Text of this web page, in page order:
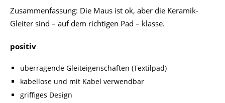
Zusammenfassung: Die Maus ist ok, aber die Keramik-
Gleiter sind – auf dem richtigen Pad – klasse.
positiv
überragende Gleiteigenschaften (Textilpad)
kabellose und mit Kabel verwendbar
griffiges Design